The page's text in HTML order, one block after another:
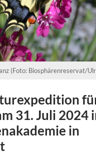
(Foto: Biosphärenreservat/
31. Juli 2024
in